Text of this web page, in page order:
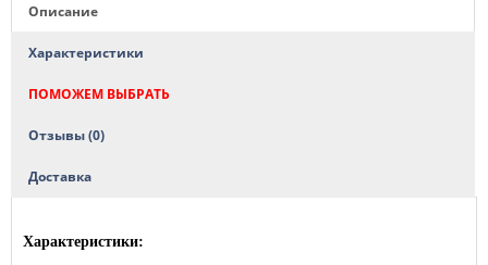
Описание
Характеристики
ПОМОЖЕМ ВЫБРАТЬ
Отзывы (0)
Доставка
Характеристики: